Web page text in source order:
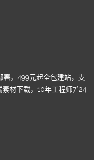
署，499元起全包建站，支
材下载，10年工程师7*24